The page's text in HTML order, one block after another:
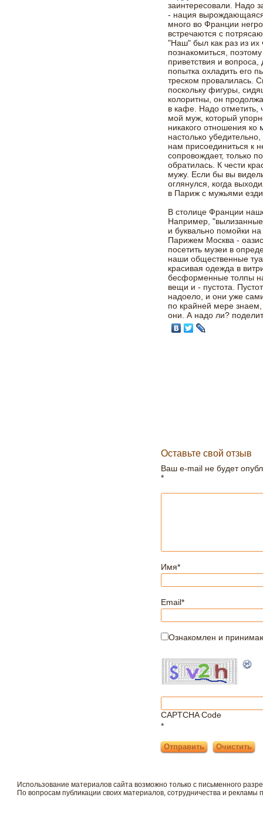
заинтересовали. Надо
- нация
много во Франции
встречаются с
"Наш" был как раз из их
познакомиться,
приветствия и
попытка охладить его
треском провалилась.
поскольку фигуры,
колоритны, он
в кафе. Надо отметить,
мой муж, который
никакого отношения
настолько
нам присоединиться к
сопровождает, только
обратилась. К чести
мужу. Если бы вы
оглянулся, когда
в Париж с мужьями
В столице Франции
Например,
и буквально помойки
Парижем Москва -
посетить музеи в
наши общественные
красивая одежда в
бесформенные толпы
вещи и - пустота.
надоело, и они уже
по крайней мере
они. А надо ли?
Оставьте свой отзыв
Ваш e-mail не будет
*
Имя*
Email*
Ознакомлен и
CAPTCHA Code
*
Использование материалов сайта возможно только с письменного
По вопросам публикации своих материалов, сотрудничества и